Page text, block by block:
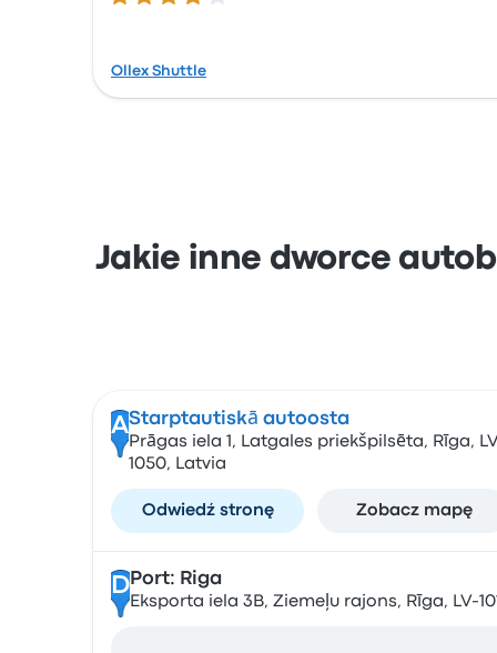
Ollex Shuttle
Jakie inne dworce
AStarptautiskā autoosta
Prāgas iela 1, Latgales priekšpilsēta, Rīga,
1050, Latvia
Odwiedź stronę Zobacz mapę
DPort: Riga
Eksporta iela 3B, Ziemeļu rajons, Rīga, LV-